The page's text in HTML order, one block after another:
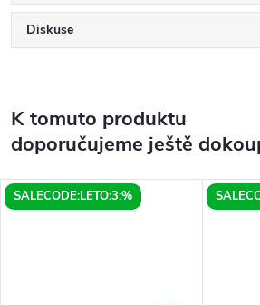
Diskuse
K tomuto produktu
doporučujeme ještě
SALECODE:LETO:3:%